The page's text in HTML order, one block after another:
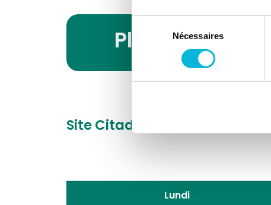
consentement
Nécessaires
Planning des
Site Citadelle
Lundi